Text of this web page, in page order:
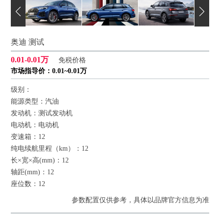
奥迪 测试
0.01-0.01万
免税价格
市场指导价：0.01~0.01万
级别：
能源类型：汽油
发动机：测试发动机
电动机：电动机
变速箱：12
纯电续航里程（km）：12
长×宽×高(mm)：12
轴距(mm)：12
座位数：12
参数配置仅供参考，具体以品牌官方信息为准